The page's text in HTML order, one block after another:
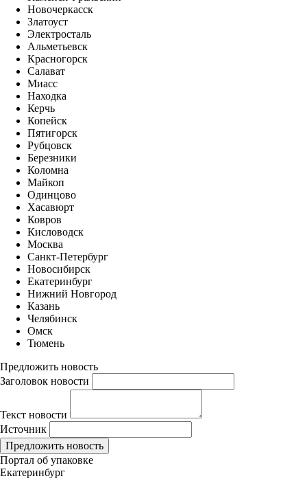
Новочеркасск
Златоуст
Электросталь
Альметьевск
Красногорск
Салават
Миасс
Находка
Керчь
Копейск
Пятигорск
Рубцовск
Березники
Коломна
Майкоп
Одинцово
Хасавюрт
Ковров
Кисловодск
Москва
Санкт-Петербург
Новосибирск
Екатеринбург
Нижний Новгород
Казань
Челябинск
Омск
Тюмень
Предложить новость
Заголовок новости
Текст новости
Источник
Портал об упаковке
Екатеринбург